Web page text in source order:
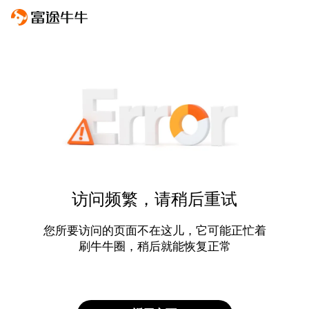
访问频繁，请稍后重试
您所要访问的页面不在这儿，它可能正忙着
刷牛牛圈，稍后就能恢复正常